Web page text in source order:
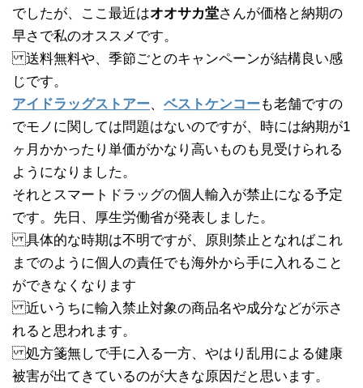
でしたが、ここ最近はオオサカ堂さんが価格と納期の
早さで私のオススメです。
送料無料や、季節ごとのキャンペーンが結構良い感
じです。
アイドラッグストアー、 ベストケンコーも老舗ですの
でモノに関しては問題はないのですが、時には納期が1
ヶ月かかったり単価がかなり高いものも見受けられる
ようになりました。
それとスマートドラッグの個人輸入が禁止になる予定
です。先日、厚生労働省が発表しました。
具体的な時期は不明ですが、原則禁止となればこれ
までのように個人の責任でも海外から手に入れること
ができなくなります
近いうちに輸入禁止対象の商品名や成分などが示さ
れると思われます。
処方箋無しで手に入る一方、やはり乱用による健康
被害が出てきているのが大きな原因だと思います。